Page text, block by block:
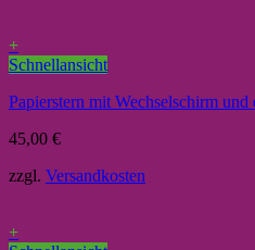
+
Schnellansicht
Papierstern mit Wechselschirm
45,00 €
zzgl. Versandkosten
+